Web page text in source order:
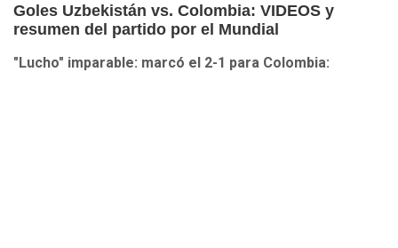
Goles Uzbekistán vs. Colombia: VIDEOS y
resumen del partido por el Mundial
"Lucho" imparable: marcó el 2-1 para Colombia: